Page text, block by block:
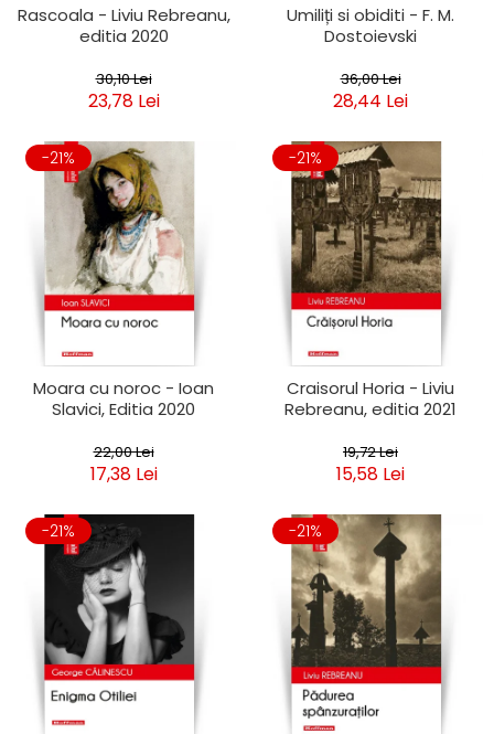
Rascoala - Liviu Rebreanu,
editia 2020
30,10 Lei
23,78 Lei
Umiliți si obiditi - F. M.
Dostoievski
36,00 Lei
28,44 Lei
-21%
Moara cu noroc - Ioan
Slavici, Editia 2020
22,00 Lei
17,38 Lei
-21%
Craisorul Horia - Liviu
Rebreanu, editia 2021
19,72 Lei
15,58 Lei
-21% -21%